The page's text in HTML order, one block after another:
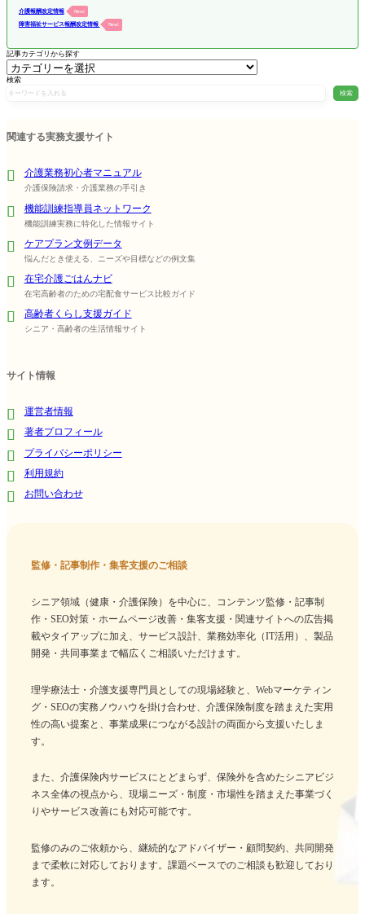
介護報酬改定情報 New!
障害福祉サービス報酬改定情報 New!
記事カテゴリから探す
検索
検索
関連する実務支援サイト
介護業務初心者マニュアル
介護保険請求・介護業務の手引き
機能訓練指導員ネットワーク
機能訓練実務に特化した情報サイト
ケアプラン文例データ
悩んだとき使える、ニーズや目標などの例文集
在宅介護ごはんナビ
在宅高齢者のための宅配食サービス比較ガイド
高齢者くらし支援ガイド
シニア・高齢者の生活情報サイト
サイト情報
運営者情報
著者プロフィール
プライバシーポリシー
利用規約
お問い合わせ
監修・記事制作・集客支援のご相談
シニア領域（健康・介護保険）を中心に、コンテンツ監修・記事制
作・SEO対策・ホームページ改善・集客支援・関連サイトへの広告掲
載やタイアップに加え、サービス設計、業務効率化（IT活用）、製品
開発・共同事業まで幅広くご相談いただけます。
理学療法士・介護支援専門員としての現場経験と、Webマーケティン
グ・SEOの実務ノウハウを掛け合わせ、介護保険制度を踏まえた実用
性の高い提案と、事業成果につながる設計の両面から支援いたしま
す。
また、介護保険内サービスにとどまらず、保険外を含めたシニアビジ
ネス全体の視点から、現場ニーズ・制度・市場性を踏まえた事業づく
りやサービス改善にも対応可能です。
監修のみのご依頼から、継続的なアドバイザー・顧問契約、共同開発
まで柔軟に対応しております。課題ベースでのご相談も歓迎しており
ます。